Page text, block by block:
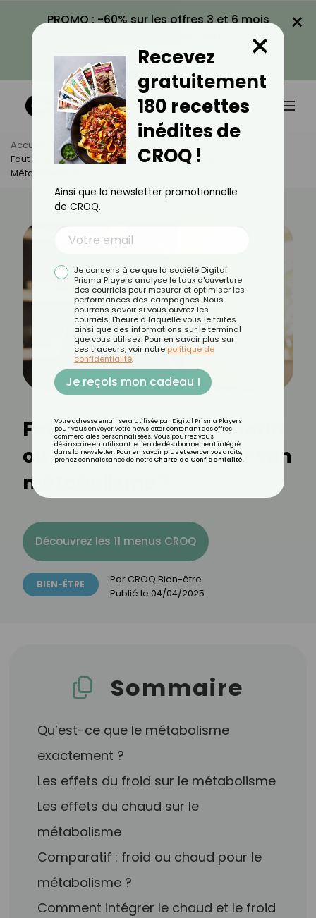
PROMO : -60% sur les offres 3 et 6 mois
VOIR LA PROMO
×
Accueil Actus
Bien-Être
Faut-Il Privilégier Le Chaud Ou Le Froid Pour Booster Son
Métabolisme ?
Faut-il privilégier le chaud
ou le froid pour booster son
métabolisme ?
Découvrez les 11 menus CROQ
BIEN-ÊTRE Par CROQ Bien-être
Publié le 04/04/2025
Sommaire
Qu’est-ce que le métabolisme
exactement ?
Les effets du froid sur le métabolisme
Les effets du chaud sur le
métabolisme
Comparatif : froid ou chaud pour le
métabolisme ?
Comment intégrer le chaud et le froid
Recevez
gratuitement
180 recettes
inédites de
CROQ !
×
Ainsi que la newsletter promotionnelle
de CROQ.
Je consens à ce que la société Digital
Prisma Players analyse le taux d'ouverture
des courriels pour mesurer et optimiser les
performances des campagnes. Nous
pourrons savoir si vous ouvrez les
courriels, l'heure à laquelle vous le faites
ainsi que des informations sur le terminal
que vous utilisez. Pour en savoir plus sur
ces traceurs, voir notre politique de
confidentialité.
Je reçois mon cadeau !
Votre adresse email sera utilisée par Digital Prisma Players
pour vous envoyer votre newsletter contenant des offres
commerciales personnalisées. Vous pourrez vous
désinscrire en utilisant le lien de désabonnement intégré
dans la newsletter. Pour en savoir plus et exercer vos droits,
prenez connaissance de notre Charte de Confidentialité.